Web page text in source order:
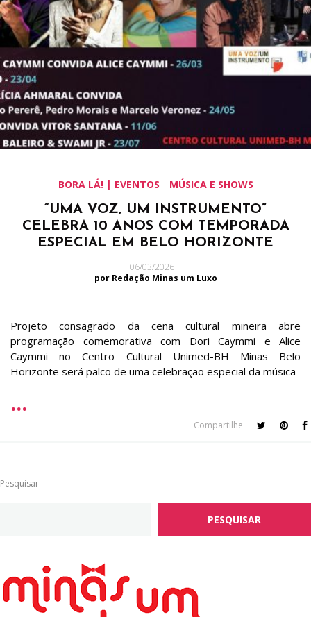
BORA LÁ! | EVENTOS MÚSICA E SHOWS
“UMA VOZ, UM INSTRUMENTO”
CELEBRA 10 ANOS COM TEMPORADA
ESPECIAL EM BELO HORIZONTE
06/03/2026
por Redação Minas um Luxo
Projeto consagrado da cena cultural mineira abre
programação comemorativa com Dori Caymmi e Alice
Caymmi no Centro Cultural Unimed-BH Minas Belo
Horizonte será palco de uma celebração especial da música
Compartilhe
Pesquisar
PESQUISAR